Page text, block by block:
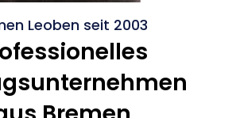
Leoben seit 2003